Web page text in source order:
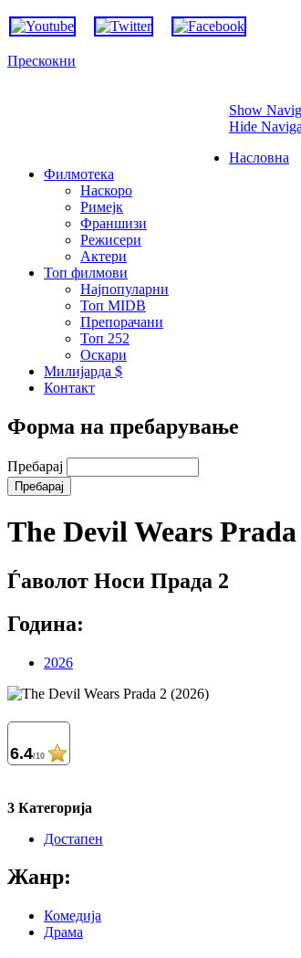
Прескокни
Show
Hide
Насловна
Филмотека
Наскоро
Римејк
Франшизи
Режисери
Актери
Топ филмови
Најпопуларни
Топ MIDB
Препорачани
Топ 252
Оскари
Милијарда $
Контакт
Форма на пребарување
Пребарај
The Devil Wears
Ѓаволот Носи Прада 2
Година:
2026
6.4/10
3 Категорија
Достапен
Жанр:
Комедија
Драма